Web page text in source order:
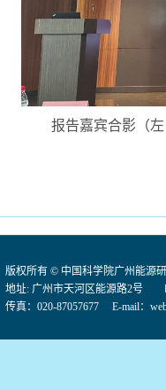
报告嘉宾合影（
版权所有 © 中国科学院广州能源
地址: 广州市天河区能源路2号
传真：020-87057677 E-mail：